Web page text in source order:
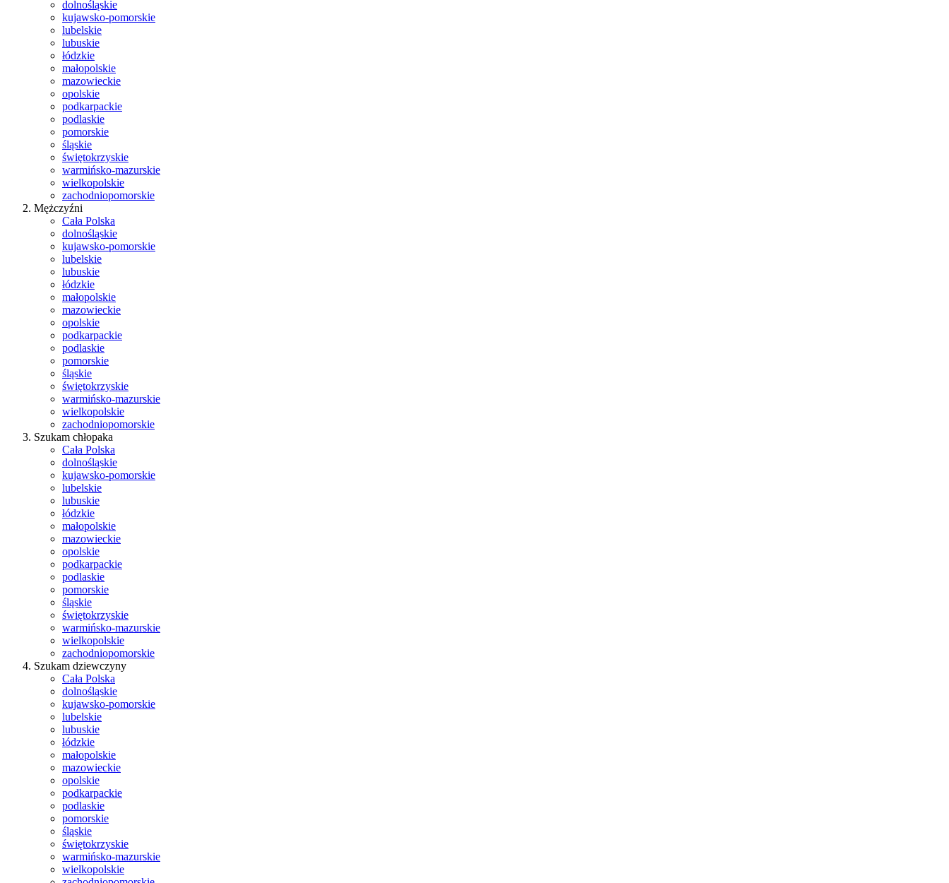
dolnośląskie
kujawsko-pomorskie
lubelskie
lubuskie
łódzkie
małopolskie
mazowieckie
opolskie
podkarpackie
podlaskie
pomorskie
śląskie
świętokrzyskie
warmińsko-mazurskie
wielkopolskie
zachodniopomorskie
Mężczyźni
Cała Polska
dolnośląskie
kujawsko-pomorskie
lubelskie
lubuskie
łódzkie
małopolskie
mazowieckie
opolskie
podkarpackie
podlaskie
pomorskie
śląskie
świętokrzyskie
warmińsko-mazurskie
wielkopolskie
zachodniopomorskie
Szukam chłopaka
Cała Polska
dolnośląskie
kujawsko-pomorskie
lubelskie
lubuskie
łódzkie
małopolskie
mazowieckie
opolskie
podkarpackie
podlaskie
pomorskie
śląskie
świętokrzyskie
warmińsko-mazurskie
wielkopolskie
zachodniopomorskie
Szukam dziewczyny
Cała Polska
dolnośląskie
kujawsko-pomorskie
lubelskie
lubuskie
łódzkie
małopolskie
mazowieckie
opolskie
podkarpackie
podlaskie
pomorskie
śląskie
świętokrzyskie
warmińsko-mazurskie
wielkopolskie